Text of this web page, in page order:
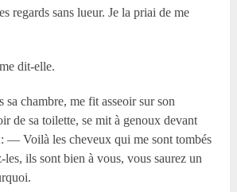
regards sans lueur. Je la priai de me
dit-elle.
sa chambre, me fit asseoir sur son
de sa toilette, se mit à genoux devant
— Voilà les cheveux qui me sont tombés
les, ils sont bien à vous, vous saurez un